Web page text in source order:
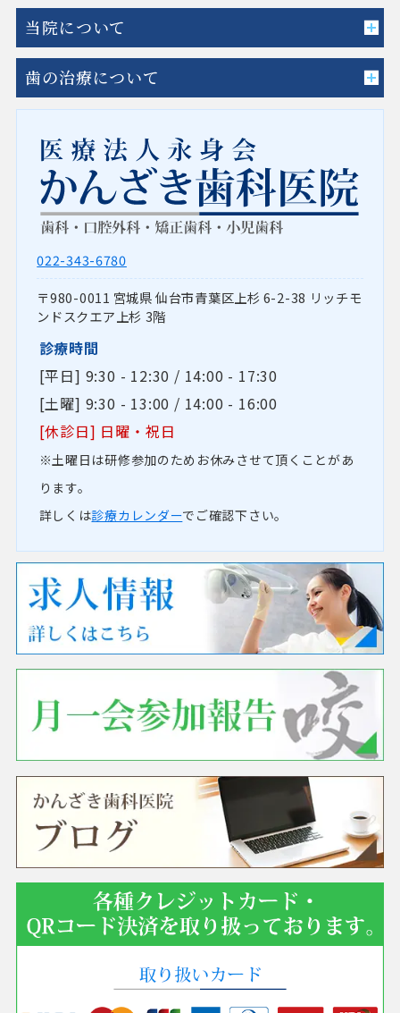
当院について
歯の治療について
022-343-6780
980-0011 宮城県仙台市青葉区上杉6-2-38 リッチモ
ンドスクエア上杉 3階
診療時間
[平日] 9:30 - 12:30 / 14:00 - 17:30
[土曜] 9:30 - 13:00 / 14:00 - 16:00
[休診日] 日曜・祝日
※土曜日は研修参加のためお休みさせて頂くことがあ
ります。
詳しくは診療カレンダーでご確認下さい。